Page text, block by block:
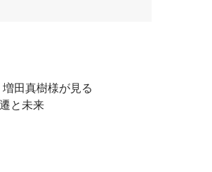
田真樹様が見る
と未来